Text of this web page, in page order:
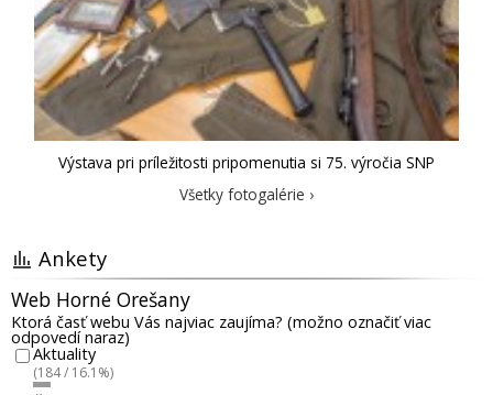
Výstava pri príležitosti pripomenutia si 75. výročia SNP
Všetky fotogalérie ›
Ankety
Web Horné Orešany
Ktorá časť webu Vás najviac zaujíma? (možno označiť viac
odpovedí naraz)
Aktuality
(184 / 16.1%)